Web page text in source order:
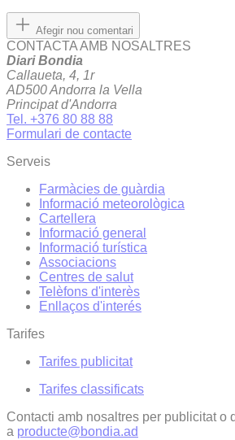
Afegir nou comentari
CONTACTA AMB NOSALTRES
Diari Bondia
Callaueta, 4, 1r
AD500 Andorra la Vella
Principat d'Andorra
Tel. +376 80 88 88
Formulari de contacte
Serveis
Farmàcies de guàrdia
Informació meteorològica
Cartellera
Informació general
Informació turística
Associacions
Centres de salut
Telèfons d'interès
Enllaços d'interés
Tarifes
Tarifes publicitat
Tarifes classificats
Contacti amb nosaltres per publicitat o
a producte@bondia.ad